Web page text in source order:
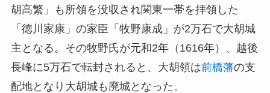
胡高繁」も所領を没収され関東一帯を拝領した
「徳川家康」の家臣「牧野康成」が2万石で大胡城
主となる。その牧野氏が元和2年（1616年）、越後
長峰に5万石で転封されると、大胡領は前橋藩の支
配地となり大胡城も廃城となった。